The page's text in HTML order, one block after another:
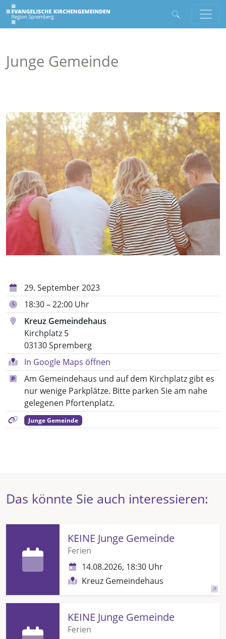
Junge Gemeinde
29. September 2023
18:30 – 22:00 Uhr
Kreuz Gemeindehaus
Kirchplatz 5
03130 Spremberg
In Google Maps öffnen
Am Gemeindehaus und auf dem Kirchplatz gibt es
nur wenige Parkplätze. Bitte parken Sie am nahe
gelegenen Pfortenplatz.
Junge Gemeinde
Das könnte Sie auch interessieren:
KEINE Junge Gemeinde
Ferien
14.08.2026, 18:30 Uhr
Kreuz Gemeindehaus
KEINE Junge Gemeinde
Ferien